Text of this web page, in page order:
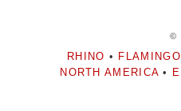
©
RHINO • FLAMINGO
NORTH AMERICA •